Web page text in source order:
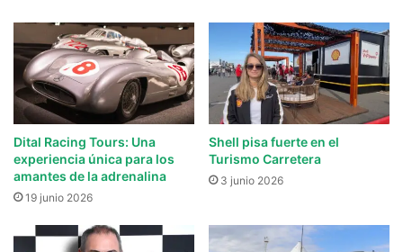
Dital Racing Tours: Una
experiencia única para los
amantes de la adrenalina
19 junio 2026
Shell pisa fuerte en el
Turismo Carretera
3 junio 2026